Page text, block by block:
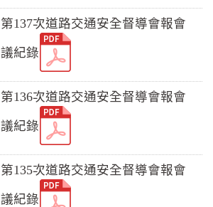
第137次道路交通安全督導會報會
議紀錄
第136次道路交通安全督導會報會
議紀錄
第135次道路交通安全督導會報會
議紀錄